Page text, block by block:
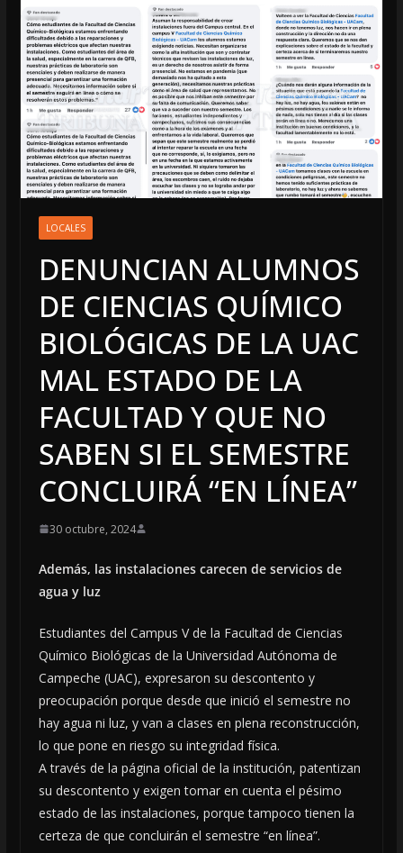
LOCALES
DENUNCIAN ALUMNOS
DE CIENCIAS QUÍMICO
BIOLÓGICAS DE LA UAC
MAL ESTADO DE LA
FACULTAD Y QUE NO
SABEN SI EL SEMESTRE
CONCLUIRÁ “EN LÍNEA”
30 octubre, 2024
Además, las instalaciones carecen de servicios de
agua y luz
Estudiantes del Campus V de la Facultad de Ciencias
Químico Biológicas de la Universidad Autónoma de
Campeche (UAC), expresaron su descontento y
preocupación porque desde que inició el semestre no
hay agua ni luz, y van a clases en plena reconstrucción,
lo que pone en riesgo su integridad física.
A través de la página oficial de la institución, patentizan
su descontento y exigen tomar en cuenta el pésimo
estado de las instalaciones, porque tampoco tienen la
certeza de que concluirán el semestre “en línea”.